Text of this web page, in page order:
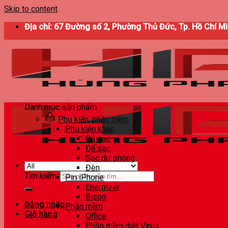
Skip to content
Địa chỉ: 67 Đường số 2, Phường Thủ Đức, Tp. Hồ Chí
Tìm kiếm:
Đăng nhập
Giỏ hàng
Danh mục sản phẩm
Phụ kiện, phần mềm
Phụ kiện khác
Củ sạc
Đế sạc
Sạc dự phòng
Đèn
Pin iPhone
Energizer
Bison
Phần mềm
Office
Phần mềm diệt Virus